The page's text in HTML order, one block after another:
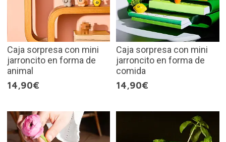
Caja sorpresa con mini
jarroncito en forma de
animal
14,90€
Caja sorpresa con mini
jarroncito en forma de
comida
14,90€